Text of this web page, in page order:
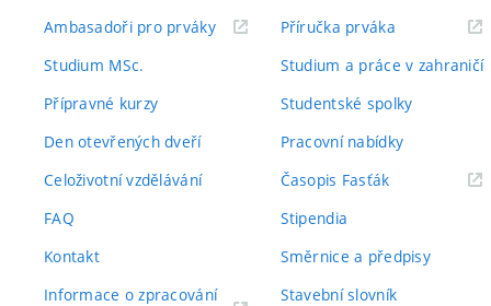
Ambasadoři pro prváky(externí
Studium MSc.
Přípravné kurzy
Den otevřených dveří
Celoživotní vzdělávání
FAQ
Kontakt
Informace o zpracování
Příručka prváka(externí
Studium a práce v zahraničí
Studentské spolky
Pracovní nabídky
Časopis Fasťák(externí
Stipendia
Směrnice a předpisy
Stavební slovník